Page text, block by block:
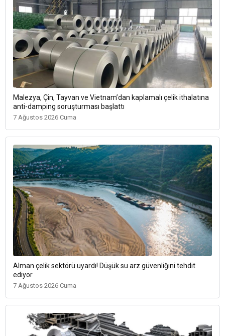
Malezya, Çin, Tayvan ve Vietnam’dan kaplamalı çelik ithalatına
anti-damping soruşturması başlattı
7 Ağustos 2026 Cuma
Alman çelik sektörü uyardı! Düşük su arz güvenliğini tehdit
ediyor
7 Ağustos 2026 Cuma